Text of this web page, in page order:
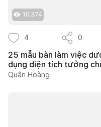
10.374
4 0
25 mẫu bàn làm việc
dụng diện tích tưởng
Quân Hoàng